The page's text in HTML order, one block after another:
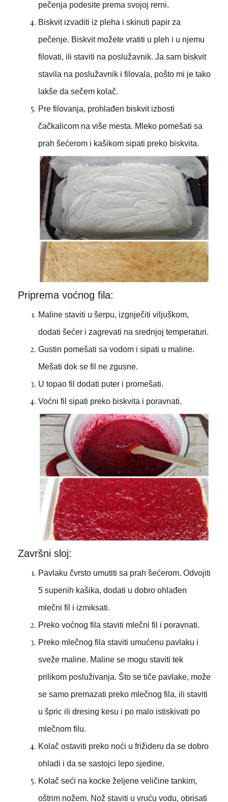
pečenja podesite prema svojoj rerni.
Biskvit izvaditi iz pleha i skinuti papir za
pečenje. Biskvit možete vratiti u pleh i u njemu
filovati, ili staviti na poslužavnik. Ja sam biskvit
stavila na poslužavnik i filovala, pošto mi je tako
lakše da sečem kolač.
Pre filovanja, prohlađen biskvit izbosti
čačkalicom na više mesta. Mleko pomešati sa
prah šećerom i kašikom sipati preko biskvita.
Priprema voćnog fila:
Maline staviti u šerpu, izgnječiti viljuškom,
dodati šećer i zagrevati na srednjoj temperaturi.
Gustin pomešati sa vodom i sipati u maline.
Mešati dok se fil ne zgusne.
U topao fil dodati puter i promešati.
Voćni fil sipati preko biskvita i poravnati.
Završni sloj:
Pavlaku čvrsto umutiti sa prah šećerom. Odvojiti
5 supenih kašika, dodati u dobro ohlađen
mlečni fil i izmiksati.
Preko voćnog fila staviti mlečni fil i poravnati.
Preko mlečnog fila staviti umućenu pavlaku i
sveže maline. Maline se mogu staviti tek
prilikom posluživanja. Što se tiče pavlake, može
se samo premazati preko mlečnog fila, ili staviti
u špric ili dresing kesu i po malo istiskivati po
mlečnom filu.
Kolač ostaviti preko noći u frižideru da se dobro
ohladi i da se sastojci lepo sjedine.
Kolač seći na kocke željene veličine tankim,
oštrim nožem. Nož staviti u vruću vodu, obrisati